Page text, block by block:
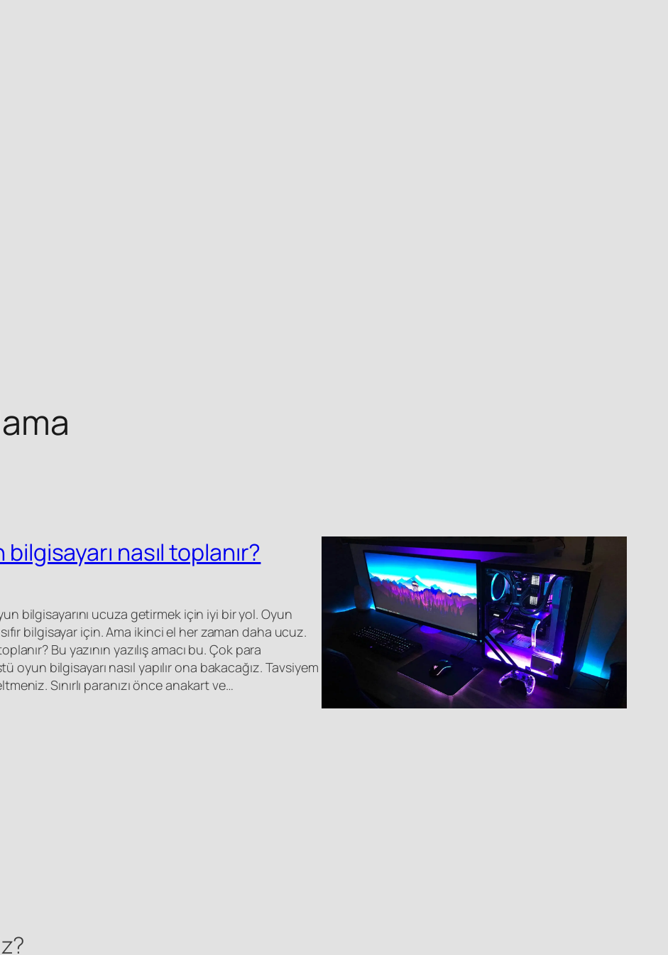
nasıl toplanır?
bilgisayarını ucuza getirmek için iyi bir yol. Oyun
bilgisayar için. Ama ikinci el her zaman daha ucuz.
Bu yazının yazılış amacı bu. Çok para
oyun bilgisayarı nasıl yapılır ona bakacağız. Tavsiyem
Sınırlı paranızı önce anakart ve…